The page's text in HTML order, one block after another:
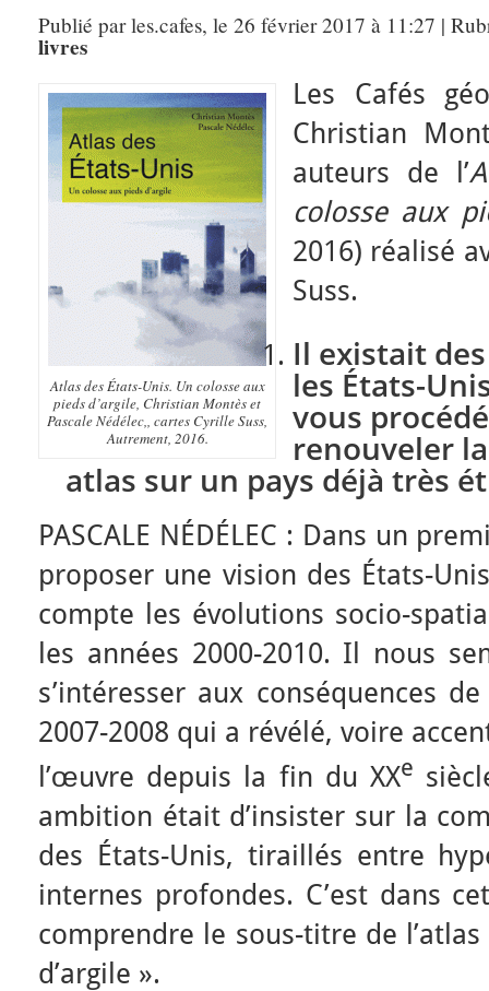
Publié par les.cafes, le 26 février 2017 à 11:27 |
livres
Atlas des États-Unis. Un colosse aux
pieds d’argile, Christian Montès et
Pascale Nédélec,, cartes Cyrille Suss,
Autrement, 2016.
Les Cafés
Christian
auteurs de l’
colosse aux
2016) réalisé
Suss.
Il existait
les États-
vous
renouveler
atlas sur un pays déjà très
PASCALE NÉDÉLEC : Dans un
proposer une vision des États-
compte les évolutions socio-
les années 2000-2010. Il nous
s’intéresser aux conséquences
2007-2008 qui a révélé, voire
l’œuvre depuis la fin du XXe
ambition était d’insister sur la
des États-Unis, tiraillés entre
internes profondes. C’est dans
comprendre le sous-titre de
d’argile ».